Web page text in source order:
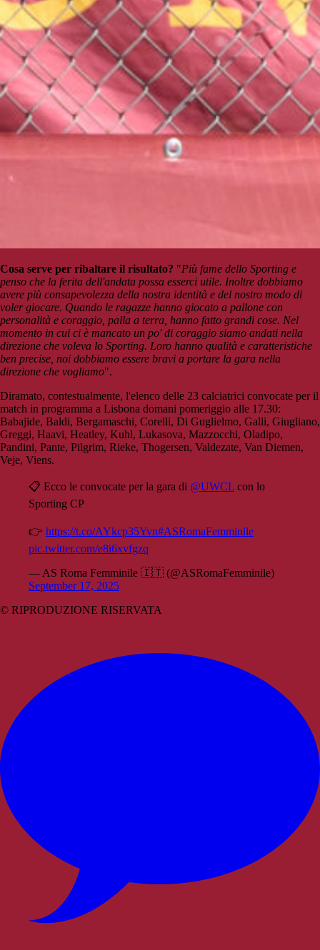
Cosa serve per ribaltare il risultato? "Più fame dello Sporting e
penso che la ferita dell'andata possa esserci utile. Inoltre dobbiamo
avere più consapevolezza della nostra identità e del nostro modo di
voler giocare. Quando le ragazze hanno giocato a pallone con
personalità e coraggio, palla a terra, hanno fatto grandi cose. Nel
momento in cui ci è mancato un po' di coraggio siamo andati nella
direzione che voleva lo Sporting. Loro hanno qualità e caratteristiche
ben precise, noi dobbiamo essere bravi a portare la gara nella
direzione che vogliamo".
Diramato, contestualmente, l'elenco delle 23 calciatrici convocate per il
match in programma a Lisbona domani pomeriggio alle 17.30:
Babajide, Baldi, Bergamaschi, Corelli, Di Guglielmo, Galli, Giugliano,
Greggi, Haavi, Heatley, Kuhl, Lukasova, Mazzocchi, Oladipo,
Pandini, Pante, Pilgrim, Rieke, Thogersen, Valdezate, Van Diemen,
Veje, Viens.
📋 Ecco le convocate per la gara di @UWCL con lo
Sporting CP
👉 https://t.co/AYkcp35Yvn#ASRomaFemminile
pic.twitter.com/e8i6xvfgzq
— AS Roma Femminile 🇮🇹 (@ASRomaFemminile)
September 17, 2025
© RIPRODUZIONE RISERVATA